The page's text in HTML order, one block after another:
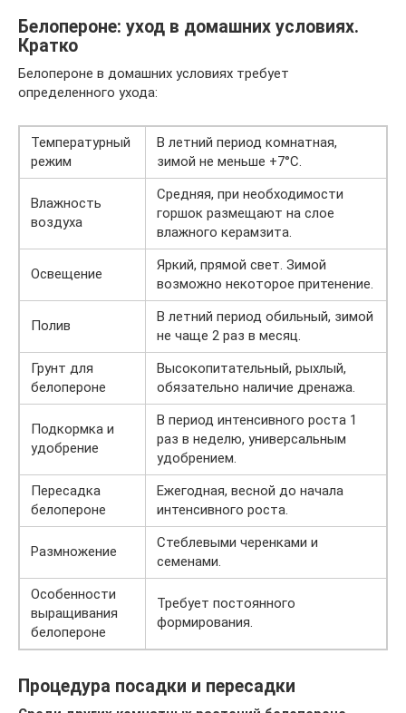
Белопероне: уход в домашних условиях.
Кратко
Белопероне в домашних условиях требует
определенного ухода:
Температурный
режим
В летний период комнатная,
зимой не меньше +7°C.
Влажность
воздуха
Средняя, при необходимости
горшок размещают на слое
влажного керамзита.
Освещение
Яркий, прямой свет. Зимой
возможно некоторое притенение.
Полив
В летний период обильный, зимой
не чаще 2 раз в месяц.
Грунт для
белопероне
Высокопитательный, рыхлый,
обязательно наличие дренажа.
Подкормка и
удобрение
В период интенсивного роста 1
раз в неделю, универсальным
удобрением.
Пересадка
белопероне
Ежегодная, весной до начала
интенсивного роста.
Размножение
Стеблевыми черенками и
семенами.
Особенности
выращивания
белопероне
Требует постоянного
формирования.
Процедура посадки и пересадки